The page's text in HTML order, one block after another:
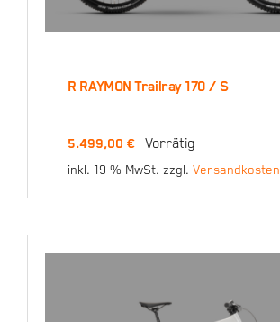
S
5.499,00€
R RAYMON Trailray 170 / S
5.499,00€ Vorrätig
inkl. 19 % MwSt. zzgl.Versandkosten